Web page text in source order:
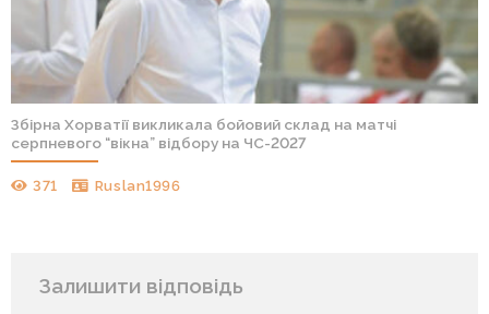
Збірна Хорватії викликала бойовий склад на матчі
серпневого “вікна” відбору на ЧС-2027
371 Ruslan1996
Залишити відповідь